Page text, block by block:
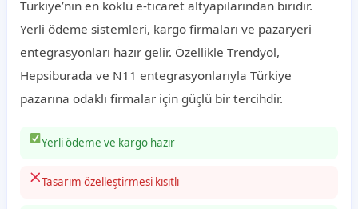
Türkiye’nin en köklü e-ticaret altyapılarından biridir.
Yerli ödeme sistemleri, kargo firmaları ve pazaryeri
entegrasyonları hazır gelir. Özellikle Trendyol,
Hepsiburada ve N11 entegrasyonlarıyla Türkiye
pazarına odaklı firmalar için güçlü bir tercihdir.
Yerli ödeme ve kargo hazır
Tasarım özelleştirmesi kısıtlı